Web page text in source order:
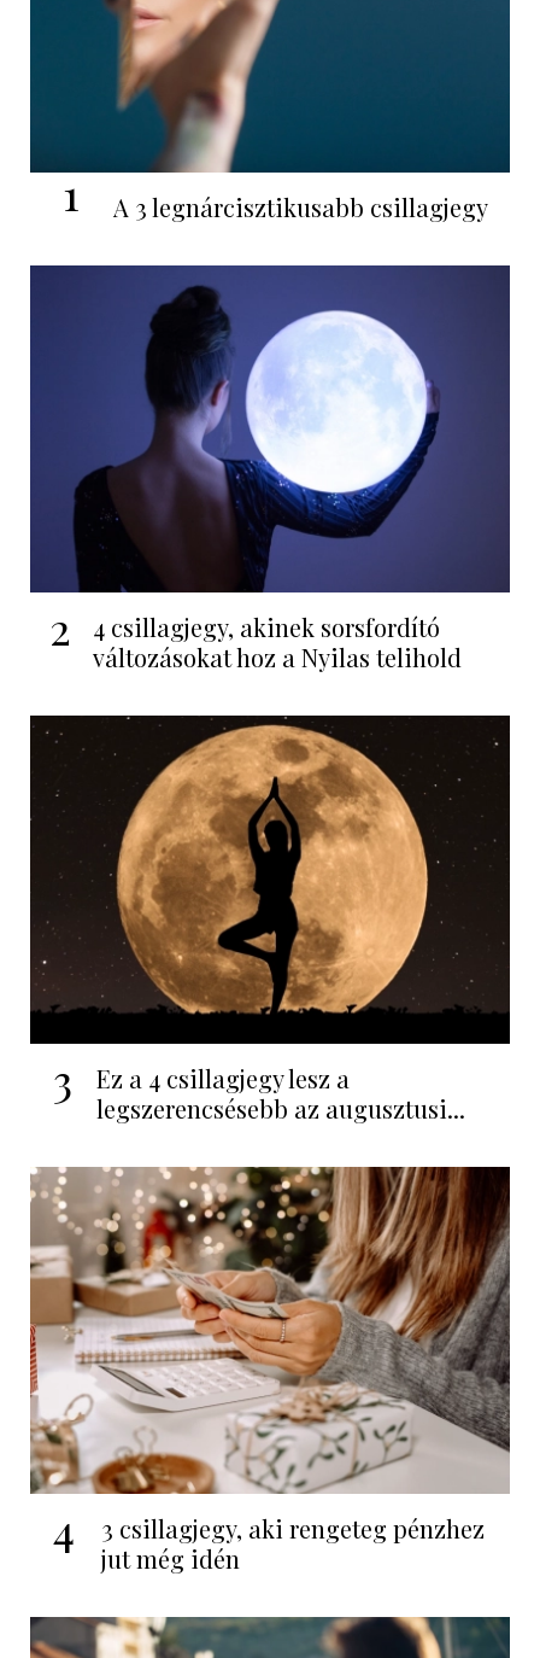
1 A 3 legnárcisztikusabb csillagjegy
2
4 csillagjegy, akinek sorsfordító
változásokat hoz a Nyilas telihold
3
Ez a 4 csillagjegy lesz a
legszerencsésebb az augusztusi...
4
3 csillagjegy, aki rengeteg pénzhez
jut még idén